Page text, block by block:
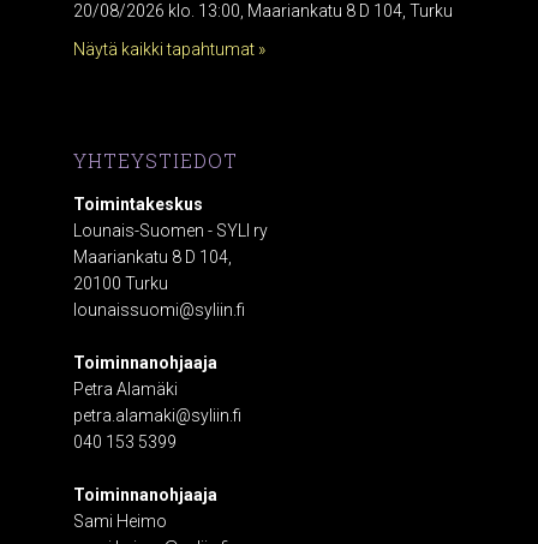
20/08/2026 klo. 13:00, Maariankatu 8 D 104, Turku
Näytä kaikki tapahtumat »
YHTEYSTIEDOT
Toimintakeskus
Lounais-Suomen - SYLI ry
Maariankatu 8 D 104,
20100 Turku
lounaissuomi@syliin.fi
Toiminnanohjaaja
Petra Alamäki
petra.alamaki@syliin.fi
040 153 5399
Toiminnanohjaaja
Sami Heimo